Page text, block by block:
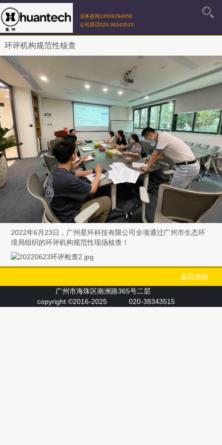
业务咨询13509294858
公司固话020-38343515
环评机构规范性核查
2022年6月23日，广州星环科技有限公司全项通过广州市生态环
境局组织的环评机构规范性现场核查！
返回顶部
广州市海珠区南洲路365号二层
copyright ©2016-2025
020-38343515